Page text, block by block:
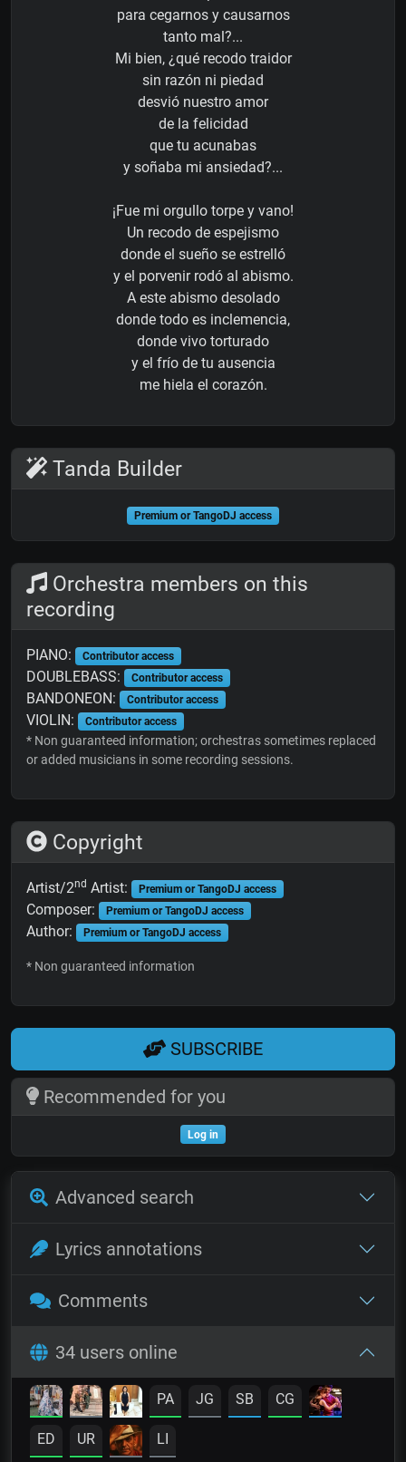
para cegarnos y causarnos
tanto mal?...
Mi bien, ¿qué recodo traidor
sin razón ni piedad
desvió nuestro amor
de la felicidad
que tu acunabas
y soñaba mi ansiedad?...
¡Fue mi orgullo torpe y vano!
Un recodo de espejismo
donde el sueño se estrelló
y el porvenir rodó al abismo.
A este abismo desolado
donde todo es inclemencia,
donde vivo torturado
y el frío de tu ausencia
me hiela el corazón.
Tanda Builder
Premium or TangoDJ access
Orchestra members on this
recording
PIANO: Contributor access
DOUBLEBASS: Contributor access
BANDONEON: Contributor access
VIOLIN: Contributor access
* Non guaranteed information; orchestras sometimes replaced
or added musicians in some recording sessions.
Copyright
Artist/2nd Artist: Premium or TangoDJ access
Composer: Premium or TangoDJ access
Author: Premium or TangoDJ access
* Non guaranteed information
SUBSCRIBE
Recommended for you
Log in
Advanced search
Lyrics annotations
Comments
34 users online
PA JG SB CG
ED UR LI